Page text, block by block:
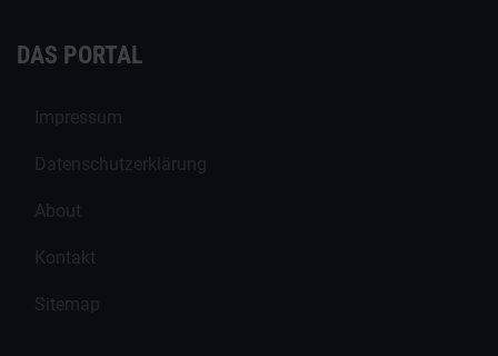
DAS PORTAL
Impressum
Datenschutzerklärung
About
Kontakt
Sitemap